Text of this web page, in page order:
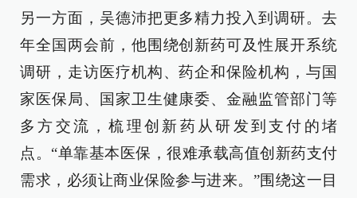
另一方面，吴德沛把更多精力投入到调研。去
年全国两会前，他围绕创新药可及性展开系统
调研，走访医疗机构、药企和保险机构，与国
家医保局、国家卫生健康委、金融监管部门等
多方交流，梳理创新药从研发到支付的堵
点。“单靠基本医保，很难承载高值创新药支付
需求，必须让商业保险参与进来。”围绕这一目